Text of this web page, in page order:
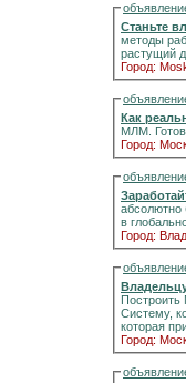
Станьте
методы
растущий
Город:
Как
МЛМ.
Город:
абсолютно
в
Город:
Построить МЛМ-
Систему,
которая
Город: